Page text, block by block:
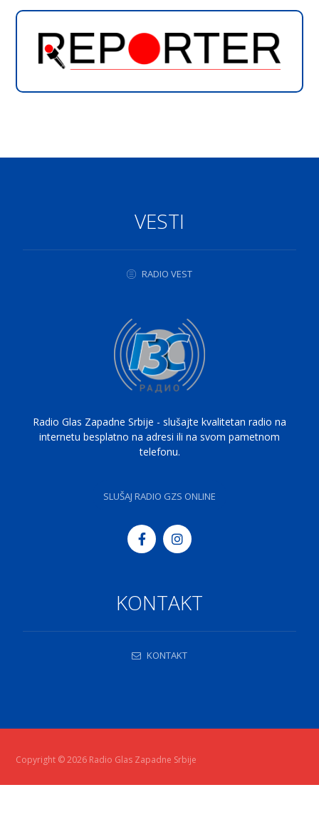
VESTI
RADIO VEST
Radio Glas Zapadne Srbije - slušajte kvalitetan radio na
internetu besplatno na adresi ili na svom pametnom
telefonu.
SLUŠAJ RADIO GZS ONLINE
KONTAKT
KONTAKT
Copyright © 2026 Radio Glas Zapadne Srbije